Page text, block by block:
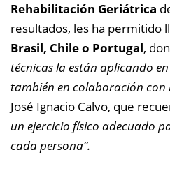
Rehabilitación Geriátrica
resultados, les ha permitido
Brasil, Chile o Portugal,
técnicas la están aplicando
también en colaboración con
José Ignacio Calvo, que
un ejercicio físico adecuado
cada persona”.